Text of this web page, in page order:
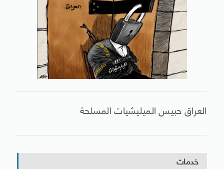
العراق حبيس الميليشيات المسلحة
خدمات